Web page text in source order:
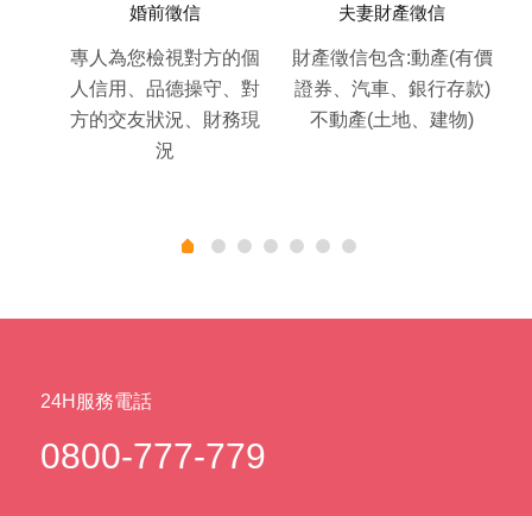
婚前徵信
專人為您檢視對方的個
人信用、品德操守、對
方的交友狀況、財務現
況
夫妻財產徵信
財產徵信包含:動產(有價
證券、汽車、銀行存款)
不動產(土地、建物)
24H服務電話
0800-777-779